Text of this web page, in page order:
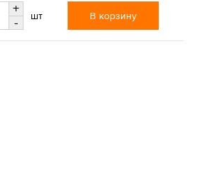
+
-
шт В корзину